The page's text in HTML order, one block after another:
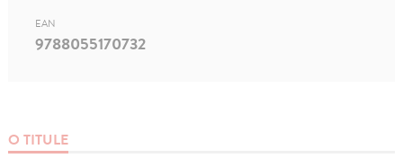
O TITULE
EAN
9788055170732